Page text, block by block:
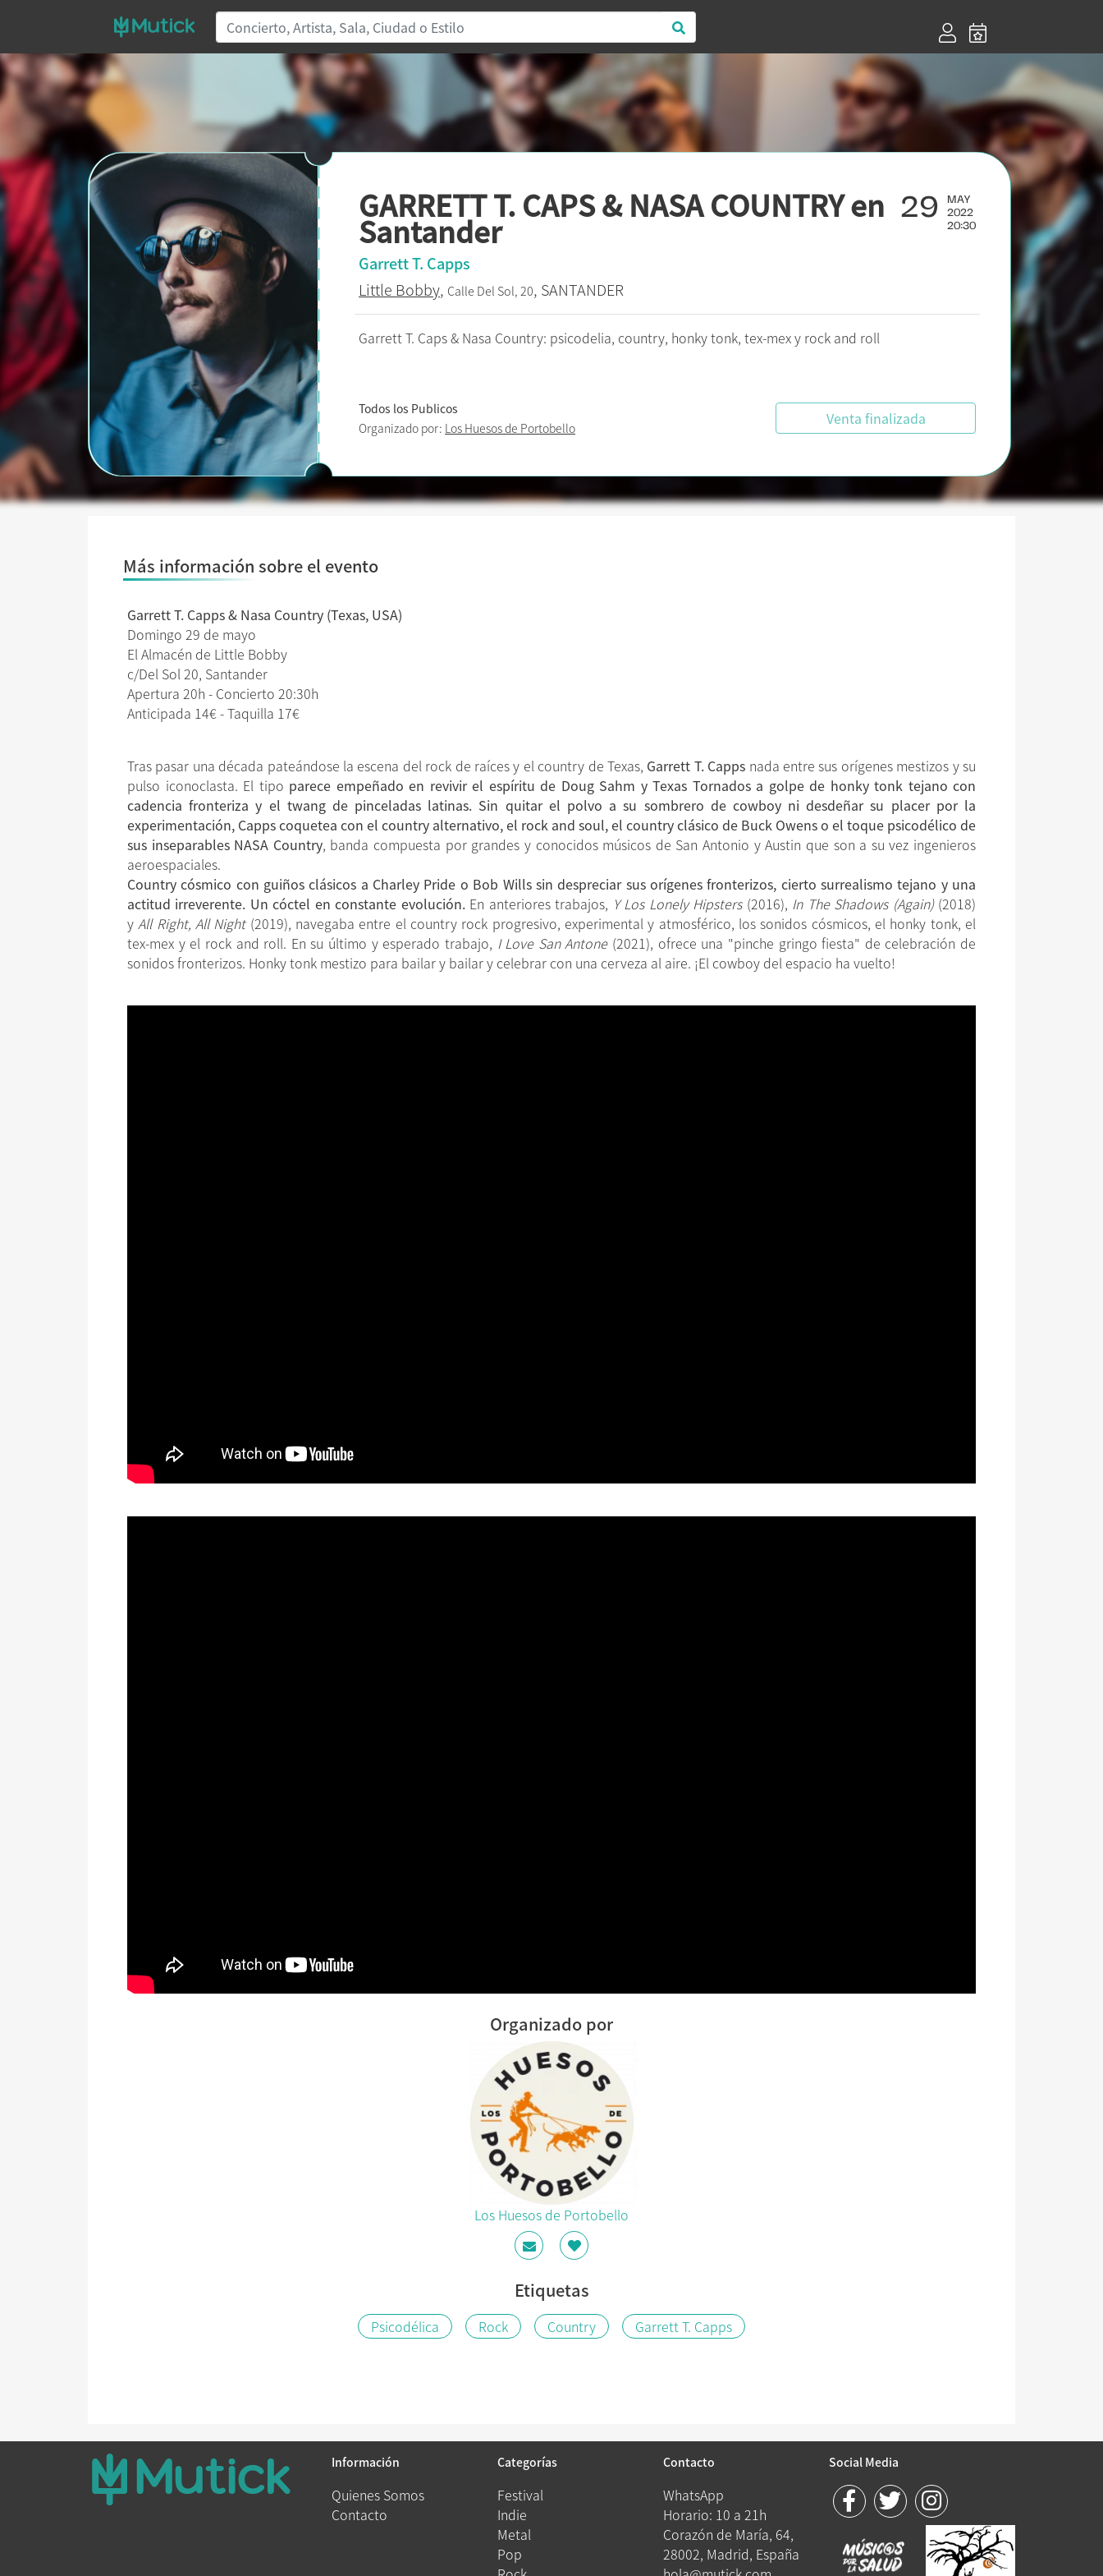
GARRETT T. CAPS & NASA COUNTRY en
Santander
29 MAY
2022
20:30
Garrett T. Capps
Little Bobby, Calle Del Sol, 20, SANTANDER
Garrett T. Caps & Nasa Country: psicodelia, country, honky tonk, tex-mex y rock and roll
Todos los Publicos
Organizado por: Los Huesos de Portobello Venta finalizada
Más información sobre el evento
Garrett T. Capps & Nasa Country (Texas, USA)
Domingo 29 de mayo
El Almacén de Little Bobby
c/Del Sol 20, Santander
Apertura 20h - Concierto 20:30h
Anticipada 14€ - Taquilla 17€
Tras pasar una década pateándose la escena del rock de raíces y el country de Texas, Garrett T. Capps nada entre sus orígenes mestizos y su
pulso iconoclasta. El tipo parece empeñado en revivir el espíritu de Doug Sahm y Texas Tornados a golpe de honky tonk tejano con
cadencia fronteriza y el twang de pinceladas latinas. Sin quitar el polvo a su sombrero de cowboy ni desdeñar su placer por la
experimentación, Capps coquetea con el country alternativo, el rock and soul, el country clásico de Buck Owens o el toque psicodélico de
sus inseparables NASA Country, banda compuesta por grandes y conocidos músicos de San Antonio y Austin que son a su vez ingenieros
aeroespaciales.
Country cósmico con guiños clásicos a Charley Pride o Bob Wills sin despreciar sus orígenes fronterizos, cierto surrealismo tejano y una
actitud irreverente. Un cóctel en constante evolución.En anteriores trabajos, Y Los Lonely Hipsters(2016), In The Shadows (Again)(2018)
yAll Right, All Night(2019), navegaba entre el country rock progresivo, experimental y atmosférico, los sonidos cósmicos, el honky tonk, el
tex-mex y el rock and roll. En su último y esperado trabajo, I Love San Antone(2021), ofrece una "pinche gringo fiesta" de celebración de
sonidos fronterizos. Honky tonk mestizo para bailar y bailar y celebrar con una cerveza al aire. ¡El cowboy del espacio ha vuelto!
Organizado por
Los Huesos de Portobello
Etiquetas
Psicodélica Rock Country Garrett T. Capps
Información
Quienes Somos
Contacto
Categorías
Festival
Indie
Metal
Pop
Contacto
WhatsApp
Horario: 10 a 21h
Corazón de María, 64,
28002, Madrid, España
Social Media